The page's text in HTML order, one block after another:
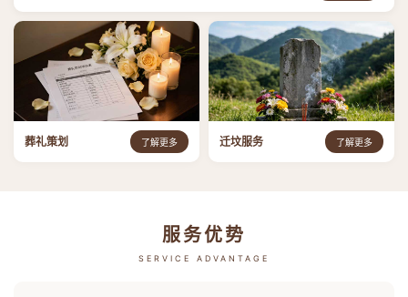
葬礼策划 了解更多 迁坟服务 了解更多
服务优势
SERVICE ADVANTAGE